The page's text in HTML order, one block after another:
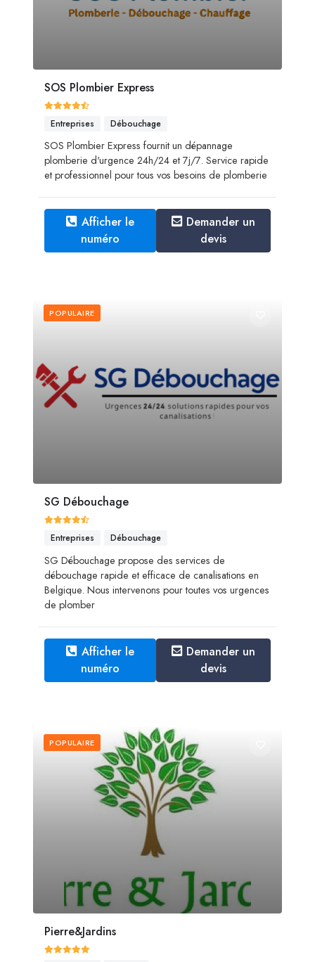
SOS Plombier Express
Entreprises Débouchage
SOS Plombier Express fournit un dépannage
plomberie d'urgence 24h/24 et 7j/7. Service rapide
et professionnel pour tous vos besoins de plomberie
Afficher le
numéro
Demander un
devis
POPULAIRE
SG Débouchage
Entreprises Débouchage
SG Débouchage propose des services de
débouchage rapide et efficace de canalisations en
Belgique. Nous intervenons pour toutes vos urgences
de plomber
Afficher le
numéro
Demander un
devis
POPULAIRE
Pierre&Jardins